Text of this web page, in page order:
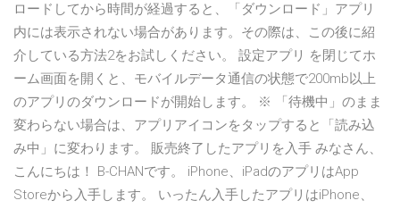
ロードしてから時間が経過すると、「ダウンロード」アプリ
内には表示されない場合があります。その際は、この後に紹
介している方法2をお試しください。 設定アプリ を閉じてホ
ーム画面を開くと、モバイルデータ通信の状態で200mb以上
のアプリのダウンロードが開始します。 ※ 「待機中」のまま
変わらない場合は、アプリアイコンをタップすると「読み込
み中」に変わります。 販売終了したアプリを入手 みなさん、
こんにちは！ B-CHANです。 iPhone、iPadのアプリはApp
Storeから入手します。 いったん入手したアプリはiPhone、